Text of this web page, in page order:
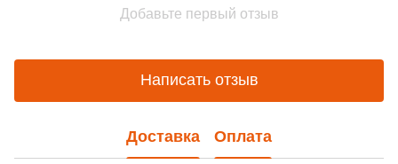
Добавьте первый отзыв
Написать отзыв
Доставка Оплата